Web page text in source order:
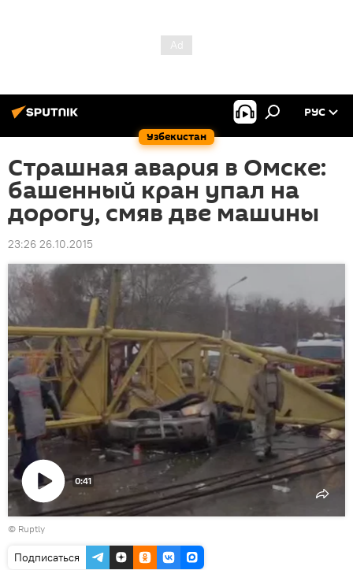
Узбекистан
РУС
Страшная авария в Омске:
башенный кран упал на
дорогу, смяв две машины
23:26 26.10.2015
Воспроизвести
видео
0:41
© Ruptly
Подписаться